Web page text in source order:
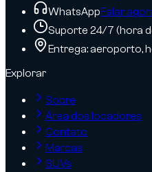
WhatsAppFalar
Suporte 24/7 (hora
Entrega: aeroporto,
Explorar
Sobre
Área dos locadores
Contato
Marcas
SUVs